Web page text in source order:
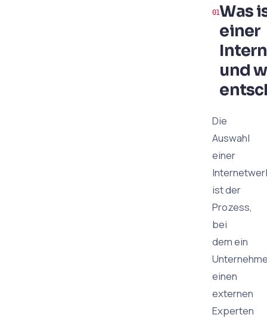
Was
einer
und
Die
Auswahl
einer
ist der
Prozess,
bei
dem ein
einen
externen
Experten